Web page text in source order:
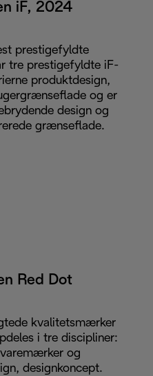
iF, 2024
prestigefyldte
tre prestigefyldte iF-
produktdesign,
og er
design og
grænseflade.
Red Dot
kvalitetsmærker
i tre discipliner:
og
designkoncept.